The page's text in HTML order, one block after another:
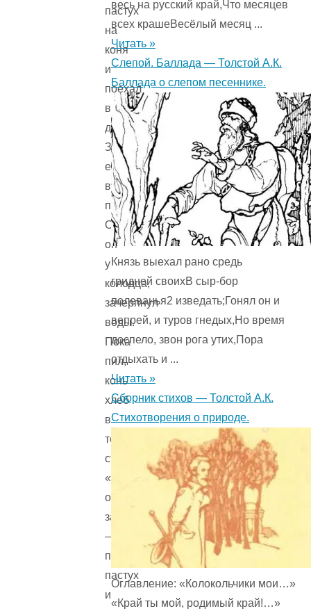
пастух
на
коня
и
поехал
во
дворец.
Захотелось
ему
воды
попить.
Остановился
он
у
колодца,
зачерпнул
воды.
Пока
пил,
конь
хлеб
в
торбе
съел.
«Есть
одна
загадка»,
—
подумал
пастух
и
весь на русский край,Что месяцев
всех крашеВесёлый месяц ...
Читать »
Слепой. Баллада — Толстой А.К.
Баллада о слепом песеннике.
Князь выехал рано средь
гридней своихВ сыр-бор
полеванья2 изведать;Гонял он и
вепрей, и туров гнедых,Но время
доспело, звон рога утих,Пора
отдыхать и ...
Читать »
Сборник стихов — Толстой А.К.
Стихотворения о природе.
Оглавление: «Колокольчики мои…»
«Край ты мой, родимый край!…»